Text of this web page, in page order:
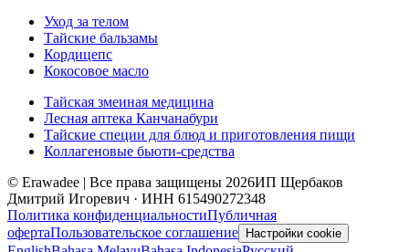
Уход за телом
Тайские бальзамы
Кордицепс
Кокосовое масло
Тайская змеиная медицина
Лесная аптека Канчанабури
Тайские специи для блюд и приготовления пищи
Коллагеновые бьюти-средства
© Erawadee | Все права защищены 2026ИП Щербаков
Дмитрий Игоревич · ИНН 615490272348
Политика конфиденциальностиПубличная
офертаПользовательское соглашение Настройки cookie